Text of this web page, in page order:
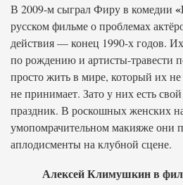
В 2009-м сыграл Фиру в комедии
русском фильме о проблемах
действия — конец 1990-х годов.
по рождению и артисты-травести
просто жить в мире, который их не
не принимает. Зато у них есть
праздник. В роскошных женских
умопомрачительном макияже они
аплодисменты на клубной сцене.
Алексей Климушкин в